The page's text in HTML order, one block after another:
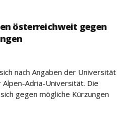
österreichweit gegen
nach Angaben der Universität
Adria-Universität. Die
gegen mögliche Kürzungen